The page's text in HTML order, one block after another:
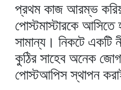
প্রথম কাজ আরম্ভ
পোস্টমাস্টারকে
সামান্য। নিকটে একটি
কুঠির সাহেব অনেক
পোস্টআপিস স্থাপন